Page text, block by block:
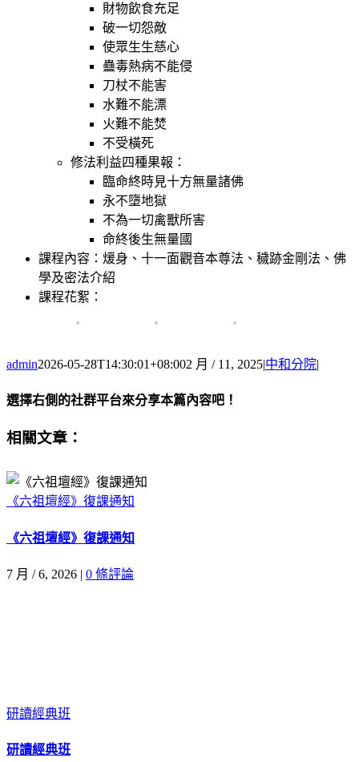
財物飲食充足
破一切怨敵
使眾生生慈心
蠱毒熱病不能侵
刀杖不能害
水難不能漂
火難不能焚
不受橫死
修法利益四種果報：
臨命終時見十方無量諸佛
永不墮地獄
不為一切禽獸所害
命終後生無量國
課程內容：煖身、十一面觀音本尊法、穢跡金剛法、佛
學及密法介紹
課程花絮：
admin2026-05-28T14:30:01+08:002 月 / 11, 2025|中和分院|
選擇右側的社群平台來分享本篇內容吧！
Facebook
X
Email:
相關文章：
《六祖壇經》復課通知
《六祖壇經》復課通知
7 月 / 6, 2026 | 0 條評論
研讀經典班
研讀經典班